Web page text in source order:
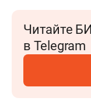
Читайте
в Telegram